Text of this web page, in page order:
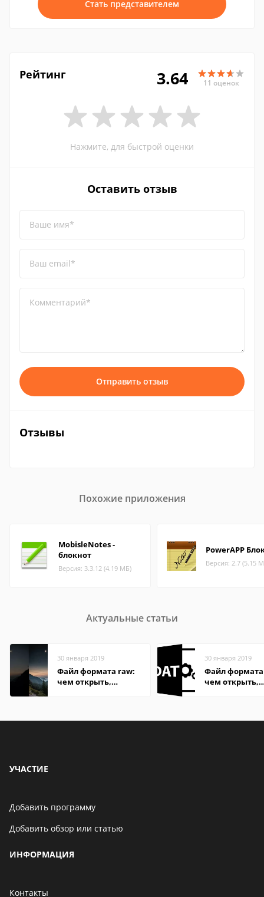
Стать представителем
Рейтинг 3.64 11 оценок
Нажмите, для быстрой оценки
Оставить отзыв
Ваше имя*
Ваш email*
Комментарий*
Отправить отзыв
Отзывы
Похожие приложения
MobisleNotes -
блокнот
Версия: 3.3.12 (4.19 МБ)
PowerAPP
Версия: 2.7 (5.15
Актуальные статьи
30 января 2019
Файл формата raw:
чем открыть,
30 января 2019
Файл формата
чем открыть,
УЧАСТИЕ
Добавить программу
Добавить обзор или статью
ИНФОРМАЦИЯ
Контакты